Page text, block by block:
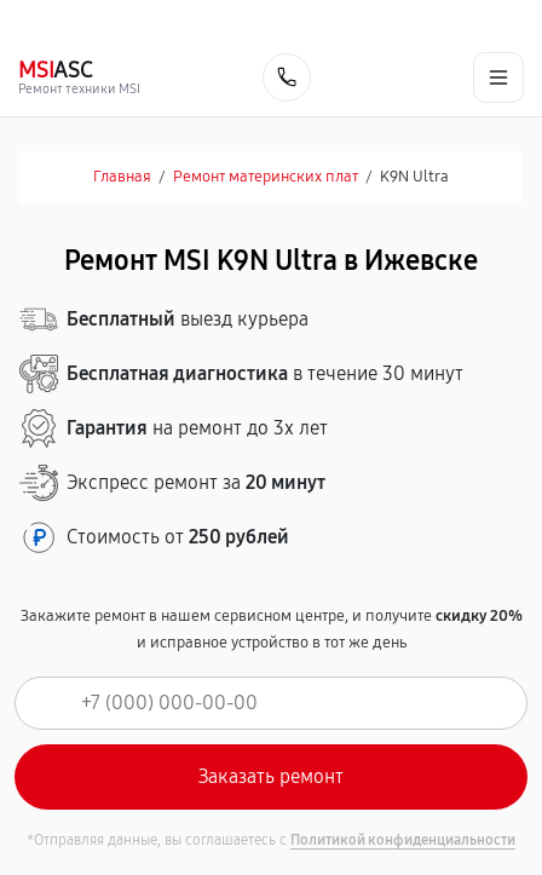
MSIASC
Ремонт техники MSI
Главная / Ремонт материнских плат / K9N Ultra
Ремонт MSI K9N Ultra в Ижевске
Бесплатный выезд курьера
Бесплатная диагностика в течение 30 минут
Гарантия на ремонт до 3х лет
Экспресс ремонт за 20 минут
Стоимость от 250 рублей
Закажите ремонт в нашем сервисном центре, и получитескидку 20%
и исправное устройство в тот же день
*Отправляя данные, вы соглашаетесь с Политикой конфиденциальности